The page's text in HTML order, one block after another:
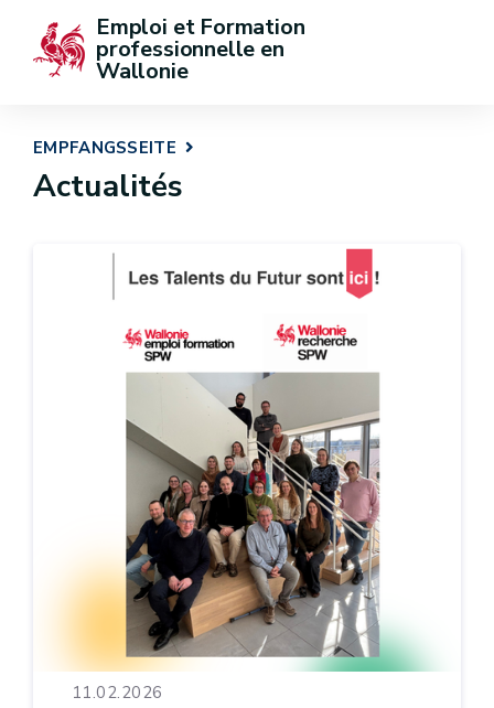
Emploi et Formation
professionnelle en
Wallonie
EMPFANGSSEITE
Actualités
11.02.2026